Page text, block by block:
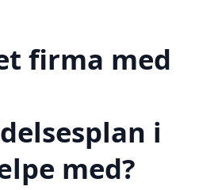
firma med
i
med?